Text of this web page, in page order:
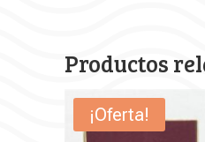
Productos
¡Oferta!